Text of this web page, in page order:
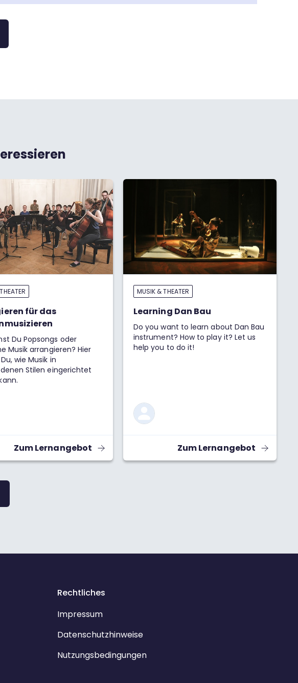
für das
Du Popsongs oder
Musik arrangieren? Hier
wie Musik in
Stilen eingerichtet
Zum Lernangebot
MUSIK & THEATER
Learning Dan Bau
Do you want to learn about Dan Bau
instrument? How to play it? Let us
help you to do it!
Zum Lernangebot
Rechtliches
Impressum
Datenschutzhinweise
Nutzungsbedingungen